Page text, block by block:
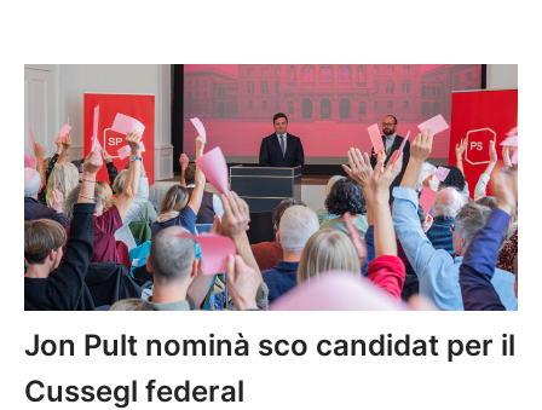
Jon Pult nominà sco candidat per il
Cussegl federal